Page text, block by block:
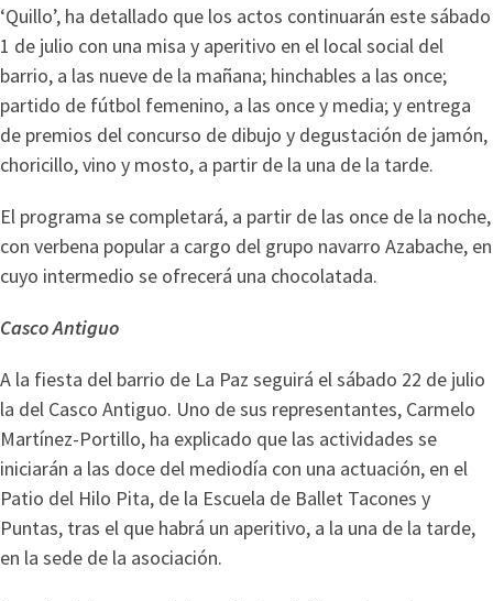
‘Quillo’, ha detallado que los actos continuarán este sábado
1 de julio con una misa y aperitivo en el local social del
barrio, a las nueve de la mañana; hinchables a las once;
partido de fútbol femenino, a las once y media; y entrega
de premios del concurso de dibujo y degustación de jamón,
choricillo, vino y mosto, a partir de la una de la tarde.
El programa se completará, a partir de las once de la noche,
con verbena popular a cargo del grupo navarro Azabache, en
cuyo intermedio se ofrecerá una chocolatada.
Casco Antiguo
A la fiesta del barrio de La Paz seguirá el sábado 22 de julio
la del Casco Antiguo. Uno de sus representantes, Carmelo
Martínez-Portillo, ha explicado que las actividades se
iniciarán a las doce del mediodía con una actuación, en el
Patio del Hilo Pita, de la Escuela de Ballet Tacones y
Puntas, tras el que habrá un aperitivo, a la una de la tarde,
en la sede de la asociación.